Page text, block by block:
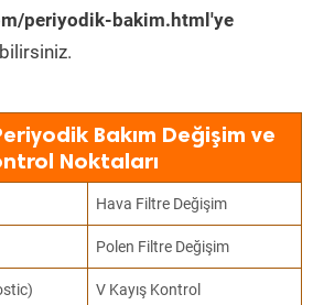
periyodik-bakim.html'ye
Bakım Değişim ve
Noktaları
Hava Filtre Değişim
Polen Filtre Değişim
V Kayış Kontrol